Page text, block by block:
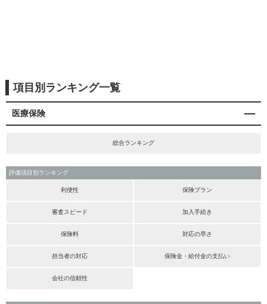
項目別ランキング一覧
医療保険
総合ランキング
評価項目別ランキング
利便性 保険プラン
審査スピード 加入手続き
保険料 対応の早さ
担当者の対応 保険金・給付金の支払い
会社の信頼性